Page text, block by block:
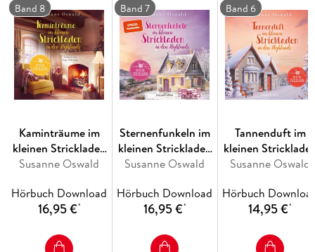
Band 8
Kaminträume im
kleinen Strickladen
in den Highlands
Susanne Oswald
Hörbuch Download
16,95 €*
Band 7
Sternenfunkeln im
kleinen Strickladen
in den Highlands
Susanne Oswald
Hörbuch Download
16,95 €*
Band 6
Tannenduft im
kleinen
in den Highlands
Susanne Oswald
Hörbuch
14,95 €*